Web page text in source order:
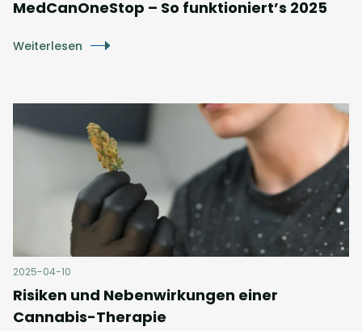
MedCanOneStop – So funktioniert’s 2025
Weiterlesen
2025-04-10
Risiken und Nebenwirkungen einer
Cannabis-Therapie